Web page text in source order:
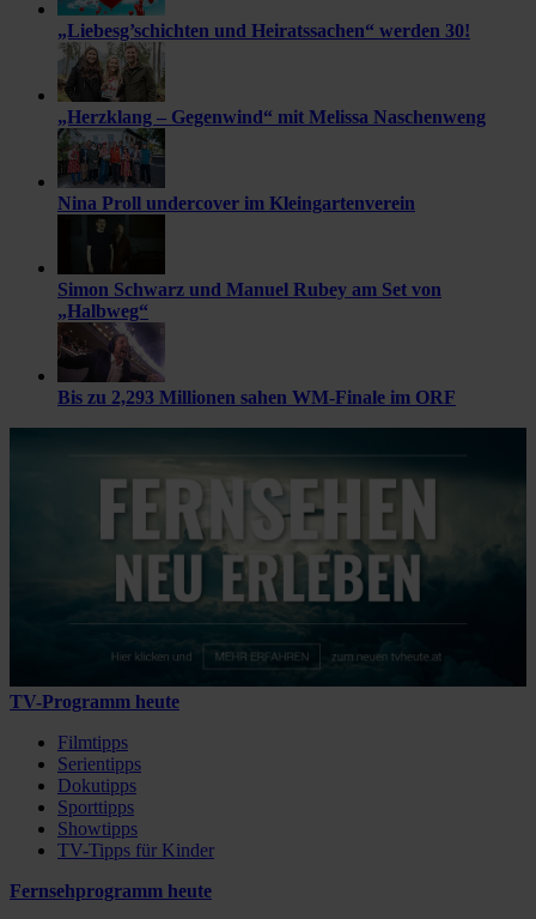
„Liebesg’schichten und Heiratssachen“ werden 30!
„Herzklang – Gegenwind“ mit Melissa Naschenweng
Nina Proll undercover im Kleingartenverein
Simon Schwarz und Manuel Rubey am Set von
„Halbweg“
Bis zu 2,293 Millionen sahen WM-Finale im ORF
TV-Programm heute
Filmtipps
Serientipps
Dokutipps
Sporttipps
Showtipps
TV-Tipps für Kinder
Fernsehprogramm heute